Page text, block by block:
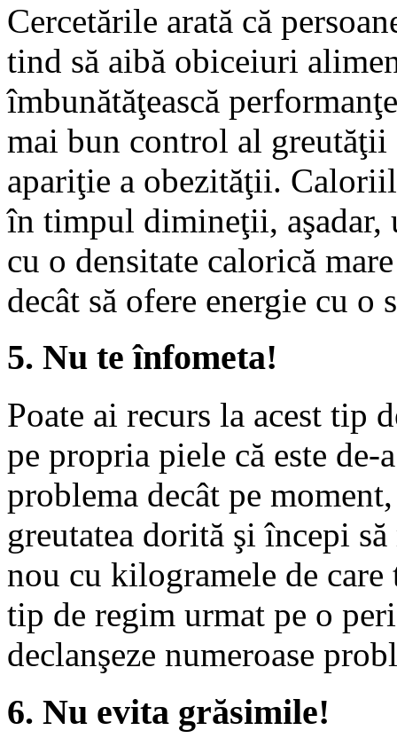
Cercetările arată că
tind să aibă obiceiuri
îmbunătăţească
mai bun control al
apariţie a obezităţii.
în timpul dimineţii, aşadar,
cu o densitate calorică
decât să ofere energie cu o
5. Nu te înfometa!
Poate ai recurs la acest tip
pe propria piele că este
problema decât pe
greutatea dorită şi începi
nou cu kilogramele de care
tip de regim urmat pe o
declanşeze numeroase
6. Nu evita grăsimile!